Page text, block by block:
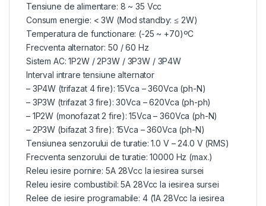
Tensiune de alimentare: 8 ~ 35 Vcc
Consum energie: < 3W (Mod standby: ≤ 2W)
Temperatura de functionare: (-25 ~ +70)ºC
Frecventa alternator: 50 / 60 Hz
Sistem AC: 1P2W / 2P3W / 3P3W / 3P4W
Interval intrare tensiune alternator
– 3P4W (trifazat 4 fire): 15Vca – 360Vca (ph-N)
– 3P3W (trifazat 3 fire): 30Vca – 620Vca (ph-ph)
– 1P2W (monofazat 2 fire): 15Vca – 360Vca (ph-N)
– 2P3W (bifazat 3 fire): 15Vca – 360Vca (ph-N)
Tensiunea senzorului de turatie: 1.0 V – 24.0 V (RMS)
Frecventa senzorului de turatie: 10000 Hz (max.)
Releu iesire pornire: 5A 28Vcc la iesirea sursei
Releu iesire combustibil: 5A 28Vcc la iesirea sursei
Relee de iesire programabile: 4 (1A 28Vcc la iesirea